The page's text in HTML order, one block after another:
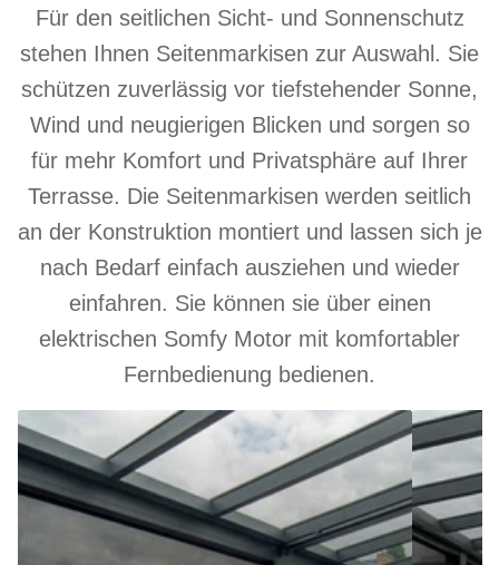
Für den seitlichen Sicht- und Sonnenschutz
stehen Ihnen Seitenmarkisen zur Auswahl. Sie
schützen zuverlässig vor tiefstehender Sonne,
Wind und neugierigen Blicken und sorgen so
für mehr Komfort und Privatsphäre auf Ihrer
Terrasse. Die Seitenmarkisen werden seitlich
an der Konstruktion montiert und lassen sich je
nach Bedarf einfach ausziehen und wieder
einfahren. Sie können sie über einen
elektrischen Somfy Motor mit komfortabler
Fernbedienung bedienen.
Seitenmarkise